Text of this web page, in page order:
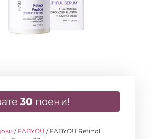
30 поени!
/ FABYOU / FABYOU Retinol